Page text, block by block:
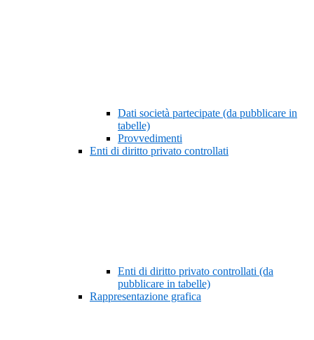
Dati società partecipate (da pubblicare in
tabelle)
Provvedimenti
Enti di diritto privato controllati
Enti di diritto privato controllati (da
pubblicare in tabelle)
Rappresentazione grafica